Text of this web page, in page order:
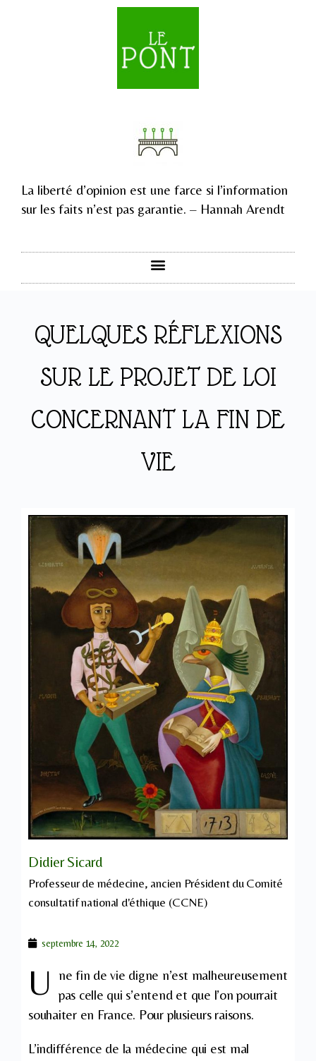
La liberté d’opinion est une farce si l’information
sur les faits n’est pas garantie. – Hannah Arendt
QUELQUES RÉFLEXIONS
SUR LE PROJET DE LOI
CONCERNANT LA FIN DE
VIE
Didier Sicard
Professeur de médecine, ancien Président du Comité
consultatif national d'éthique (CCNE)
septembre 14, 2022
U
ne fin de vie digne n’est malheureusement
pas celle qui s’entend et que l’on pourrait
souhaiter en France. Pour plusieurs raisons.
L’indifférence de la médecine qui est mal